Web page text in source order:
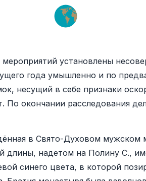
установлены
года умышленно и по
несущий в себе признаки
По окончании расследования
в Свято-Духовом мужском
длины, надетом на Полину С.,
синего цвета, в которой